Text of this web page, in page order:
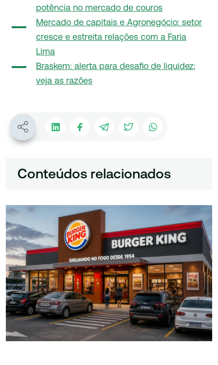
potência no mercado de couros
Mercado de capitais e Agronegócio: setor
cresce e estreita relações com a Faria
Lima
Braskem: alerta para desafio de liquidez;
veja as razões
Conteúdos relacionados